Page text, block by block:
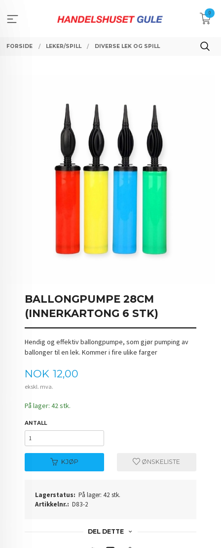
innholdet
0
FORSIDE LEKER/SPILL DIVERSE LEK OG SPILL
BALLONGPUMPE 28CM
(INNERKARTONG 6 STK)
Hendig og effektiv ballongpumpe, som gjør pumping av
ballonger til en lek. Kommer i fire ulike farger
Pris
NOK 12,00
ekskl. mva.
På lager: 42 stk.
ANTALL
KJØP ØNSKELISTE
Lagerstatus: På lager: 42 stk.
Artikkelnr.: D83-2
DEL DETTE